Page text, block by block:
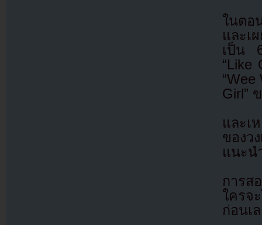
ในตอ
และเ
เป็น
“Like
“Wee
Girl”
และเ
ของว
แนะน
การส
ใครจ
ก่อนเ